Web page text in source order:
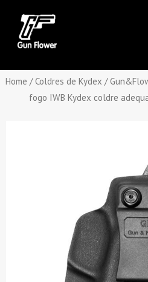
content
Home /Coldres de Kydex /
fogo IWB Kydex coldre